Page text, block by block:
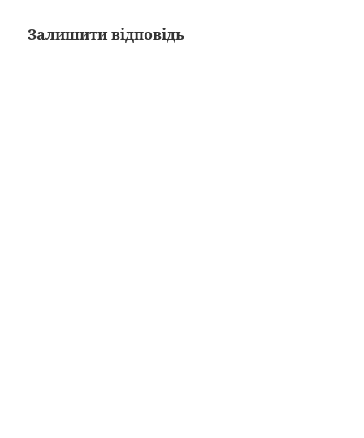
Залишити відповідь